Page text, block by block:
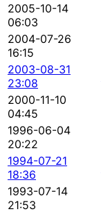
2005-10-14
06:03
2004-07-26
16:15
2003-08-31
23:08
2000-11-10
04:45
1996-06-04
20:22
1994-07-21
18:36
1993-07-14
21:53